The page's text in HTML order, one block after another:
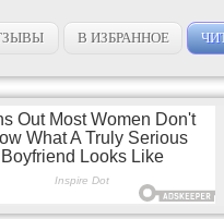
В ИЗБРАННОЕ